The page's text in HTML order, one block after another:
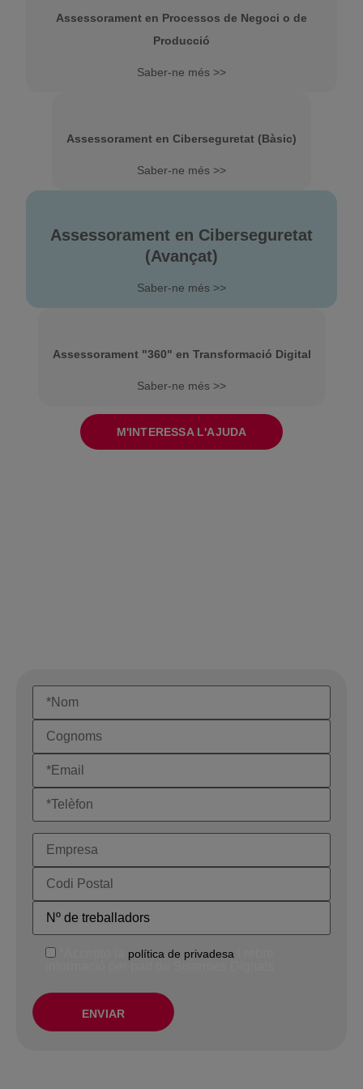
Assessorament en Processos de Negoci o de
Producció
Saber-ne més >>
Assessorament en Ciberseguretat (Bàsic)
Saber-ne més >>
Assessorament en Ciberseguretat
(Avançat)
Saber-ne més >>
Assessorament "360" en Transformació Digital
Saber-ne més >>
M'INTERESSA L'AJUDA
política de privadesa